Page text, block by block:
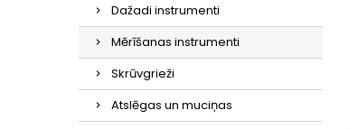
Dažadi instrumenti
Mērīšanas instrumenti
Skrūvgrieži
Atslēgas un muciņas